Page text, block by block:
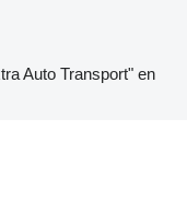
Auto Transport" en